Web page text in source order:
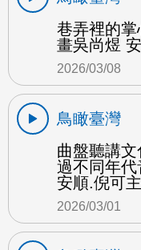
巷弄裡的
畫吳尚煜
2026/03/08
鳥瞰臺灣
曲盤聽講
過不同年
安順.倪可
2026/03/01